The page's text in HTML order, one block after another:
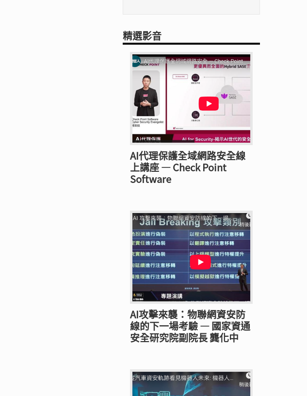
精選影音
AI代理保護全域網路安全線
上講座 — Check Point
Software
AI攻擊來襲：物聯網資安防
線的下一場考驗 — 國家資通
安全研究院副院長 龔化中